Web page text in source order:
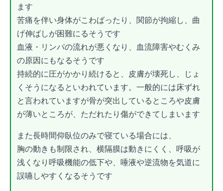
ます
苦痛を伴い身体がこわばったり、関節が拘縮し、曲
げ伸ばしが困難にるそうです
血液・リンパの流れが悪くなり、血流障害やむくみ
の原因にもなるそうです
持続的に圧がかかり続けると、皮膚が壊死し、じょ
くそうになるといわれています。一般的には床ずれ
と言われていますが骨が突出しているところや皮膚
が薄いところが、ただれたり傷ができてしまいます
また長時間仰臥位のみで寝ている場合には、
胸の動きも制限され、横隔膜は動きにくく、呼吸が
浅くなり呼吸機能の低下や、唾液や逆流物を気道に
誤嚥しやすくなるそうです